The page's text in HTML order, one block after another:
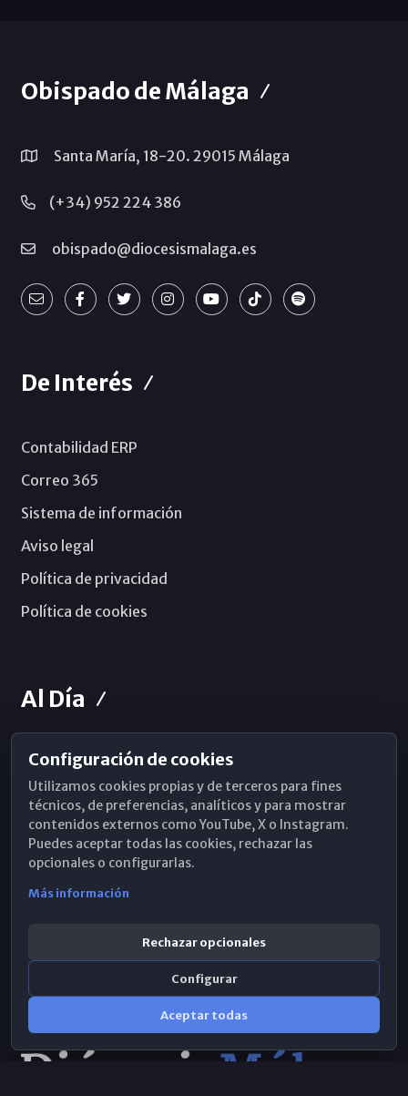
Obispado de Málaga
Santa María, 18-20. 29015 Málaga
(+34) 952 224 386
obispado@diocesismalaga.es
De Interés
Contabilidad ERP
Correo 365
Sistema de información
Aviso legal
Política de privacidad
Política de cookies
Al Día
Horarios de Misa
Hemeroteca
WhatsApp
Configuración de cookies
Utilizamos cookies propias y de terceros para fines
técnicos, de preferencias, analíticos y para mostrar
contenidos externos como YouTube, X o Instagram.
Puedes aceptar todas las cookies, rechazar las
opcionales o configurarlas.
Más información
Rechazar opcionales
Configurar
Aceptar todas